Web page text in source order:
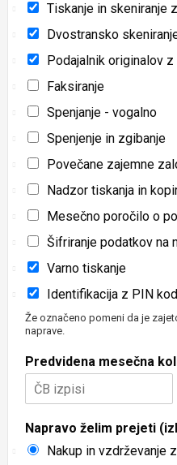
Tiskanje in skeniranje
Dvostransko
Podajalnik originalov
Faksiranje
Spenjanje - vogalno
Spenjenje in zgibanje
Povečane zajemne
Nadzor tiskanja in
Mesečno poročilo o
Šifriranje podatkov na
Varno tiskanje
Identifikacija z PIN
Že označeno pomeni da je
naprave.
Predvidena mesečna
Napravo želim prejeti
Nakup in vzdrževanje